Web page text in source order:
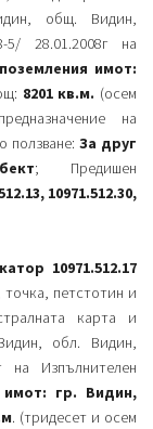
общ. Видин,
28.01.2008г на
имот:
8201 кв.м. (осем
на
ползване:За друг
; Предишен
10971.512.30,
10971.512.17
точка, петстотин и
карта и
обл. Видин,
на Изпълнителен
гр. Видин,
. (тридесет и осем